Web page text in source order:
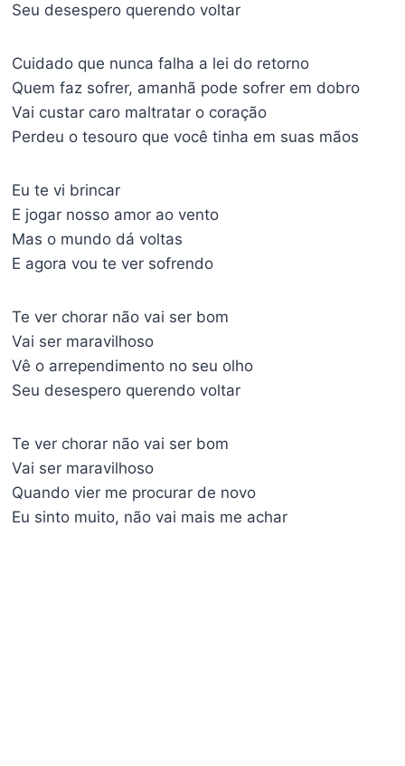
Seu desespero querendo voltar
Cuidado que nunca falha a lei do retorno
Quem faz sofrer, amanhã pode sofrer em dobro
Vai custar caro maltratar o coração
Perdeu o tesouro que você tinha em suas mãos
Eu te vi brincar
E jogar nosso amor ao vento
Mas o mundo dá voltas
E agora vou te ver sofrendo
Te ver chorar não vai ser bom
Vai ser maravilhoso
Vê o arrependimento no seu olho
Seu desespero querendo voltar
Te ver chorar não vai ser bom
Vai ser maravilhoso
Quando vier me procurar de novo
Eu sinto muito, não vai mais me achar